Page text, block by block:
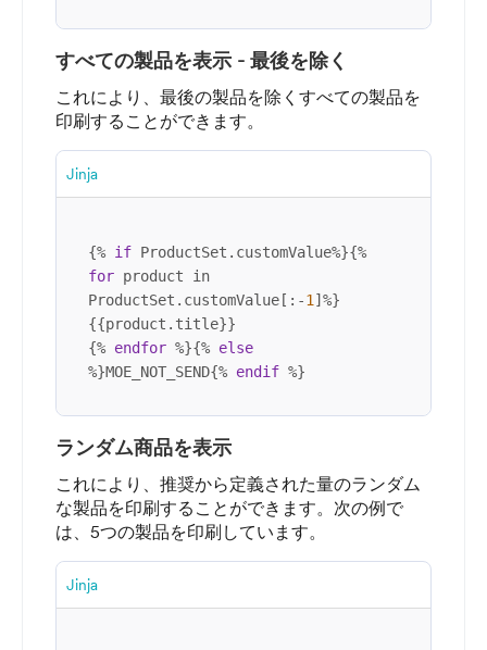
すべての製品を表示 - 最後を除く
これにより、最後の製品を除くすべての製品を
印刷することができます。
Jinja
{% if ProductSet.customValue%}{%
for product in
ProductSet.customValue[:-1 ]%}
{{product.title}}
{% endfor %}{% else
%}MOE_NOT_SEND{% endif %}
ランダム商品を表示
これにより、推奨から定義された量のランダム
な製品を印刷することができます。次の例で
は、5つの製品を印刷しています。
Jinja